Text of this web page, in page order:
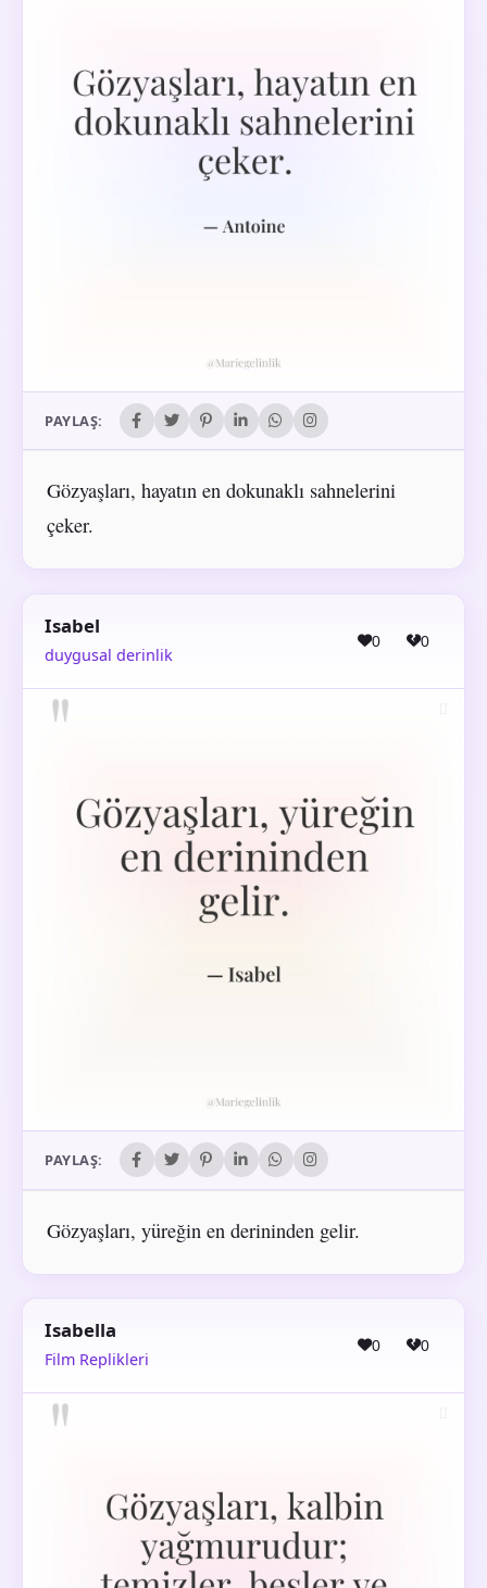
PAYLAŞ:
Gözyaşları, hayatın en dokunaklı sahnelerini
çeker.
Isabel
duygusal derinlik
0 0
PAYLAŞ:
Gözyaşları, yüreğin en derininden gelir.
Isabella
Film Replikleri
0 0